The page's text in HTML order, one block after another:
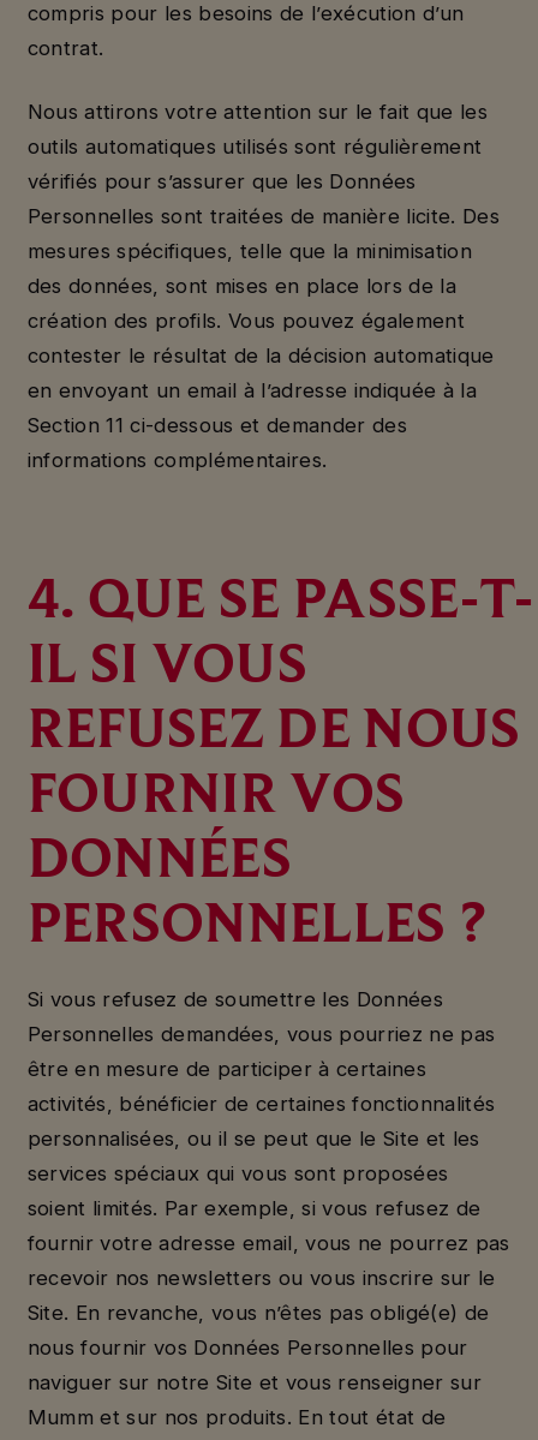
compris pour les besoins de l’exécution d’un
contrat.
Nous attirons votre attention sur le fait que les
outils automatiques utilisés sont régulièrement
vérifiés pour s’assurer que les Données
Personnelles sont traitées de manière licite. Des
mesures spécifiques, telle que la minimisation
des données, sont mises en place lors de la
création des profils. Vous pouvez également
contester le résultat de la décision automatique
en envoyant un email à l’adresse indiquée à la
Section 11 ci-dessous et demander des
informations complémentaires.
4. QUE SE PASSE-T-
IL SI VOUS
REFUSEZ DE NOUS
FOURNIR VOS
DONNÉES
PERSONNELLES ?
Si vous refusez de soumettre les Données
Personnelles demandées, vous pourriez ne pas
être en mesure de participer à certaines
activités, bénéficier de certaines fonctionnalités
personnalisées, ou il se peut que le Site et les
services spéciaux qui vous sont proposées
soient limités. Par exemple, si vous refusez de
fournir votre adresse email, vous ne pourrez pas
recevoir nos newsletters ou vous inscrire sur le
Site. En revanche, vous n’êtes pas obligé(e) de
nous fournir vos Données Personnelles pour
naviguer sur notre Site et vous renseigner sur
Mumm et sur nos produits. En tout état de